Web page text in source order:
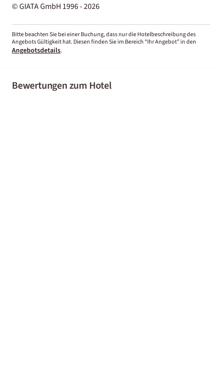
© GIATA GmbH 1996 - 2026
Bitte beachten Sie bei einer Buchung, dass nur die Hotelbeschreibung des
Angebots Gültigkeit hat. Diesen finden Sie im Bereich “Ihr Angebot” in den
Angebotsdetails.
Bewertungen zum Hotel